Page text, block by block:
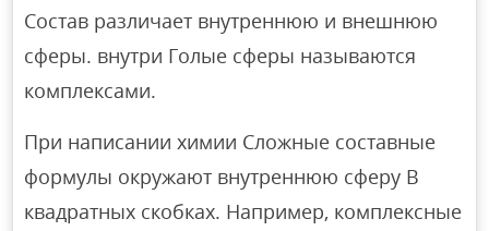
Состав различает внутреннюю и внешнюю
сферы. внутри Голые сферы называются
комплексами.
При написании химии Сложные составные
формулы окружают внутреннюю сферу В
квадратных скобках. Например, комплексные